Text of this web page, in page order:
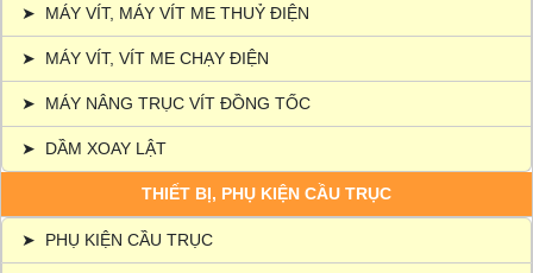
➤ MÁY VÍT, MÁY VÍT ME THUỶ ĐIỆN
➤ MÁY VÍT, VÍT ME CHẠY ĐIỆN
➤ MÁY NÂNG TRỤC VÍT ĐỒNG TỐC
➤ DẦM XOAY LẬT
THIẾT BỊ, PHỤ KIỆN CẦU TRỤC
➤ PHỤ KIỆN CẦU TRỤC